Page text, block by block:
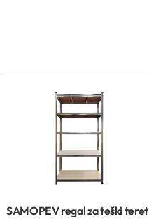
SAMOPEV regal za teški teret